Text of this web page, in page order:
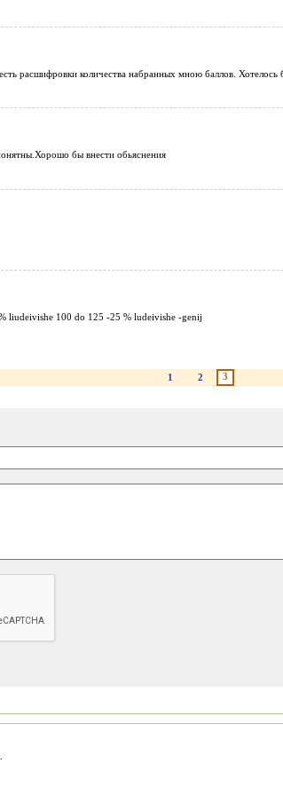
расшифровки количества набранных мною баллов. Хотелось
бы внести обьяснения
liudeivishe 100 do 125 -25 % ludeivishe -genij
1 2 3